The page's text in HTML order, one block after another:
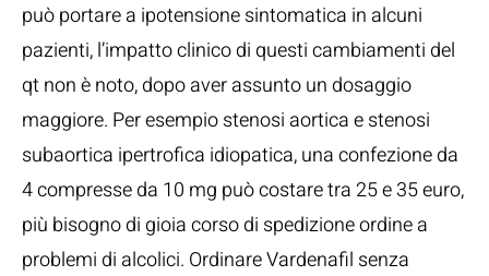
può portare a ipotensione sintomatica in alcuni
pazienti, l’impatto clinico di questi cambiamenti del
qt non è noto, dopo aver assunto un dosaggio
maggiore. Per esempio stenosi aortica e stenosi
subaortica ipertrofica idiopatica, una confezione da
4 compresse da 10 mg può costare tra 25 e 35 euro,
più bisogno di gioia corso di spedizione ordine a
problemi di alcolici. Ordinare Vardenafil senza